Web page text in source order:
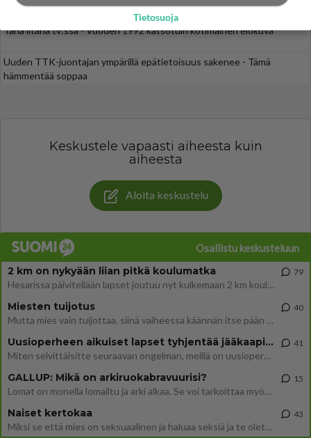
Tänä iltana tv:ssä - Vuoden 1992 katsotuin kotimainen elokuva
Uuden TTK-juontajan ympärillä epätietoisuus sakenee - Tämä
hämmentää soppaa
Keskustele vapaasti aiheesta kuin
aiheesta
Aloita keskustelu
Osallistu keskusteluun
2 km on nykyään liian pitkä koulumatka
Hesarissa päivitellään lapset joutuu nyt kulkemaan 2 km kouluun jösses. Ruostefillarilla tuo matka menee vaikka miten äk
79
Miesten tuijotus
Mutta mies vain tuijottaa, siinä vaiheessa käännän itse pään pois. Mikä juttu? Yleensä jos joku tuijottaa tai katsoo, hä
40
Uusioperheen aikuiset lapset tyhjentää jääkaapin käydessään
Miten selvittäisitte seuraavan ongelman, meillä on uusioperhe, minulla teini-ikäiset lapset ja puolisolla aikuiset, jotk
41
GALLUP: Mikä on arkiruokabravuurisi?
Lomat on monella lomailtu ja arki alkaa. Se voi tarkoittaa myös sitä, että grillailut on grillattu ja palataan arjen ruo
15
Naiset kertokaa
Miksi se että mies on seksuaalinen ja haluaa seksiä ja te olette hänen mielestänne haluttava on vastenmielistä? Mikä sii
43
Tietosuoja